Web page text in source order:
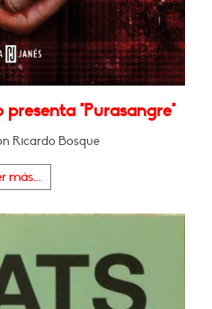
"Purasangre"
Ricardo Bosque
más...